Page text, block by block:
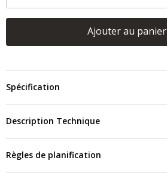
Ajouter au panier
Spécification
Description Technique
Règles de planification